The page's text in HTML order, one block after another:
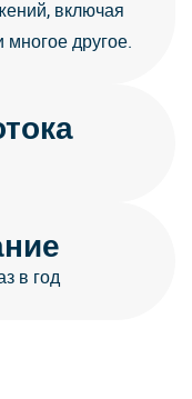
включая
многое другое.
в год